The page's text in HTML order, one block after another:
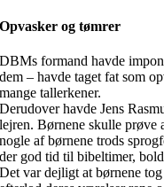
Opvasker og tømrer
DBMs formand havde
dem – havde taget fat som
mange tallerkener.
Derudover havde Jens
lejren. Børnene skulle prøve
nogle af børnene trods
der god tid til bibeltimer,
Det var dejligt at børnene